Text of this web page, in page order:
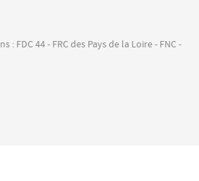
FDC 44 - FRC des Pays de la Loire - FNC -